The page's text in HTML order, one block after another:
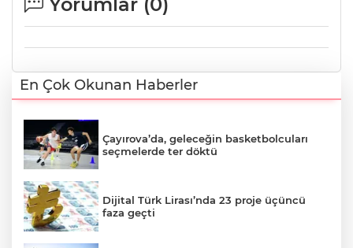
En Çok Okunan Haberler
Çayırova’da, geleceğin basketbolcuları
seçmelerde ter döktü
Dijital Türk Lirası’nda 23 proje üçüncü
faza geçti